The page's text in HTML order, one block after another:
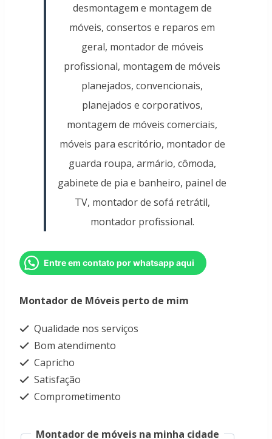
desmontagem e montagem de
móveis, consertos e reparos em
geral, montador de móveis
profissional, montagem de móveis
planejados, convencionais,
planejados e corporativos,
montagem de móveis comerciais,
móveis para escritório, montador de
guarda roupa, armário, cômoda,
gabinete de pia e banheiro, painel de
TV, montador de sofá retrátil,
montador profissional.
Entre em contato por whatsapp aqui
Montador de Móveis perto de mim
Qualidade nos serviços
Bom atendimento
Capricho
Satisfação
Comprometimento
Montador de móveis na minha cidade